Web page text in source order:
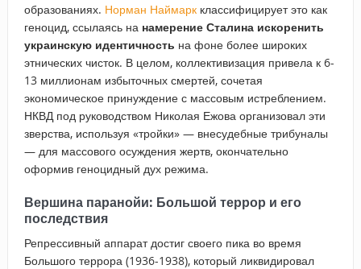
образованиях. Норман Наймаркклассифицирует это как
геноцид, ссылаясь на намерение Сталина искоренить
украинскую идентичность на фоне более широких
этнических чисток. В целом, коллективизация привела к 6-
13 миллионам избыточных смертей, сочетая
экономическое принуждение с массовым истреблением.
НКВД под руководством Николая Ежова организовал эти
зверства, используя «тройки» — внесудебные трибуналы
— для массового осуждения жертв, окончательно
оформив геноцидный дух режима.
Вершина паранойи: Большой террор и его
последствия
Репрессивный аппарат достиг своего пика во время
Большого террора (1936-1938), который ликвидировал